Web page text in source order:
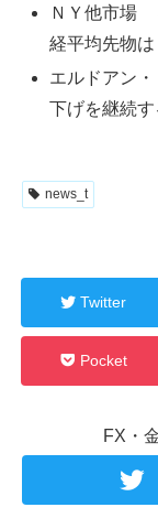
ＮＹ他市場
経平均先物
エルドアン
下げを継続す
news_t
Twitter
Pocket
FX・